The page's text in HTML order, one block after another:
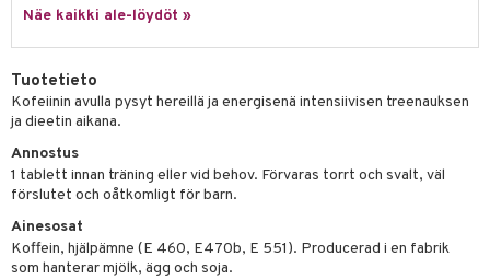
Näe kaikki ale-löydöt »
Tuotetieto
Kofeiinin avulla pysyt hereillä ja energisenä intensiivisen treenauksen
ja dieetin aikana.
Annostus
1 tablett innan träning eller vid behov. Förvaras torrt och svalt, väl
förslutet och oåtkomligt för barn.
Ainesosat
Koffein, hjälpämne (E 460, E470b, E 551). Producerad i en fabrik
som hanterar mjölk, ägg och soja.